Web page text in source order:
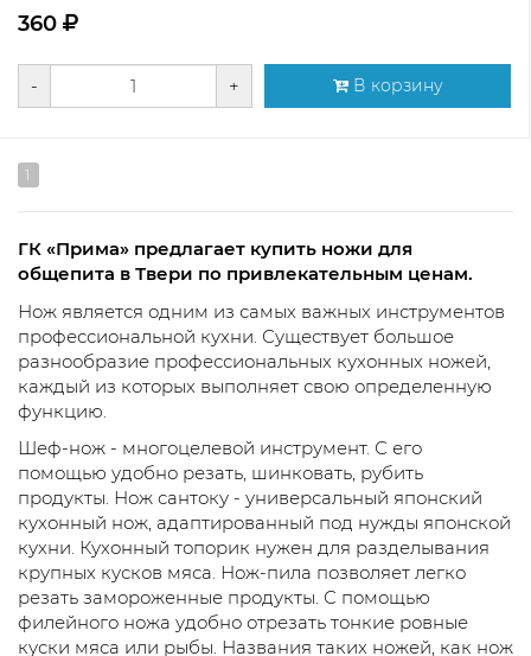
360
- + В корзину
1
ГК «Прима» предлагает купить ножи для
общепита в Твери по привлекательным ценам.
Нож является одним из самых важных инструментов
профессиональной кухни. Существует большое
разнообразие профессиональных кухонных ножей,
каждый из которых выполняет свою определенную
функцию.
Шеф-нож - многоцелевой инструмент. С его
помощью удобно резать, шинковать, рубить
продукты. Нож сантоку - универсальный японский
кухонный нож, адаптированный под нужды японской
кухни. Кухонный топорик нужен для разделывания
крупных кусков мяса. Нож-пила позволяет легко
резать замороженные продукты. С помощью
филейного ножа удобно отрезать тонкие ровные
куски мяса или рыбы. Названия таких ножей, как нож